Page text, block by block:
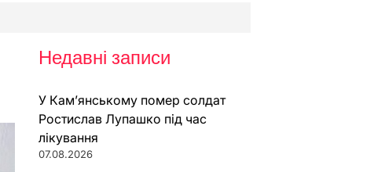
Недавні записи
У Кам’янському помер солдат
Ростислав Лупашко під час
лікування
07.08.2026